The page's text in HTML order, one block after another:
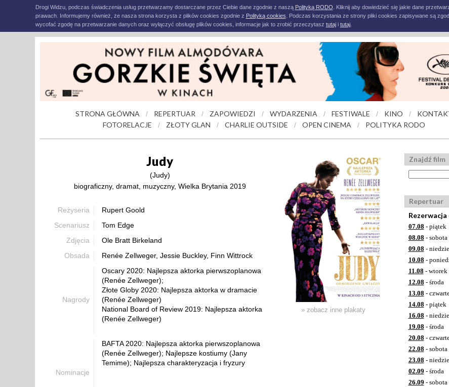
Drogi Widzu, podczas świadczenia usług przetwarzamy dostarczane przez Ciebie dane zgodnie z naszą Polityką RODO . Kliknij aby dowiedzieć się jakie dane
prawach. Informujemy również, że nasza strona korzysta z plików cookies zgodnie z Polityką cookies . Podczas korzystania ze strony pliki cookies zapisywane są
wycofać zgodę na przetwarzanie danych oraz wyłączyć obsługę plików cookies, informacje jak to zrobić przeczytasz tutaji tutaj.
STRONA GŁÓWNA / REPERTUAR / ZAPOWIEDZI / WYDARZENIA / FESTIWALE / KINO /
FOTORELACJE
/ ZŁOTY GLAN / CHARLIE OUTSIDE / OPEN CINEMA / POLITYKA RODO
Judy
(Judy)
biograficzny, dramat, muzyczny, Wielka Brytania 2019
Reżyseria
Rupert Goold
Scenariusz
Tom Edge
Zdjęcia
Ole Bratt Birkeland
Obsada
Renée Zellweger, Jessie Buckley, Finn Wittrock
Nagrody
Oscary 2020: Najlepsza aktorka pierwszoplanowa
(Renée Zellweger);
Złote Globy 2020: Najlepsza aktorka w dramacie
(Renée Zellweger)
National Board of Review 2019: Najlepsza aktorka
(Renée Zellweger)
Nominacje
BAFTA 2020: Najlepsza aktorka pierwszoplanowa
(Renée Zellweger); Najlepsze kostiumy (Jany
Temime); Najlepsza charakteryzacja i fryzury
» zobacz inne plakaty
Znajdź film
Repertuar
07.08 - piątek
08.08 - sobota
09.08 -
10.08 -
11.08 - wtorek
12.08 - środa
13.08 -
14.08 - piątek
16.08 -
19.08 - środa
20.08 -
22.08 - sobota
23.08 -
02.09 - środa
26.09 - sobota